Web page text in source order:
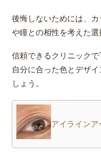
後悔しないためには、
や瞳との相性を考えた選
信頼できるクリニックで
自分に合った色とデザ
しょう。
アイラインア